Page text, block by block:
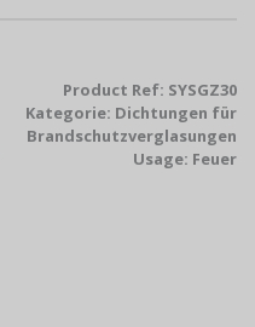
Product Ref: SYSGZ30
Kategorie: Dichtungen für
Brandschutzverglasungen
Usage: Feuer